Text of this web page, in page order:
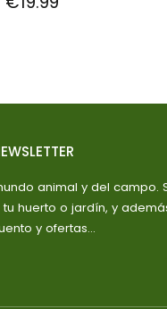
animal y del campo.
huerto o jardín, y
y ofertas...